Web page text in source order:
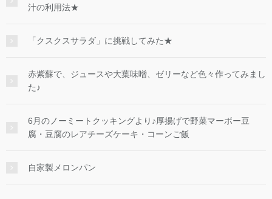
汁の利用法★
「クスクスサラダ」に挑戦してみた★
赤紫蘇で、ジュースや大葉味噌、ゼリーなど色々作ってみまし
た♪
6月のノーミートクッキングより♪厚揚げで野菜マーボー豆
腐・豆腐のレアチーズケーキ・コーンご飯
自家製メロンパン